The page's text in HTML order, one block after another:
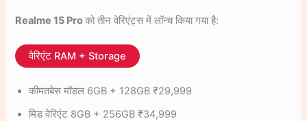
Realme 15 Proको तीन वेरिएंट्स में लॉन्च किया गया है:
वेरिएंट RAM + Storage
कीमतबेस मॉडल 6GB + 128GB ₹29,999
मिड वेरिएंट 8GB + 256GB ₹34,999